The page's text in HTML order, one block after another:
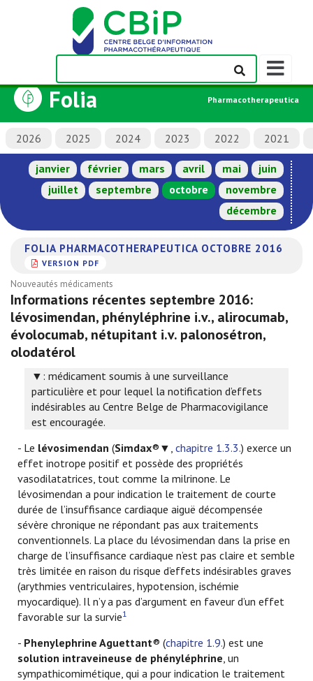
Afficher/
la
de
navigation
Folia Pharmacotherapeutica
2026 2025 2024 2023 2022 2021
janvier février mars avril mai
juin
juillet
septembre octobre
novembre
décembre
FOLIA PHARMACOTHERAPEUTICA OCTOBRE 2016
VERSION PDF
Nouveautés médicaments
Informations récentes septembre 2016:
lévosimendan, phényléphrine i.v., alirocumab,
évolocumab, nétupitant i.v. palonosétron,
olodatérol
▼: médicament soumis à une surveillance
particulière et pour lequel la notification d’effets
indésirables au Centre Belge de Pharmacovigilance
est encouragée.
- Le lévosimendan (Simdax®▼, chapitre 1.3.3.) exerce un
effet inotrope positif et possède des propriétés
vasodilatatrices, tout comme la milrinone. Le
lévosimendan a pour indication le traitement de courte
durée de l’insuffisance cardiaque aiguë décompensée
sévère chronique ne répondant pas aux traitements
conventionnels. La place du lévosimendan dans la prise en
charge de l’insuffisance cardiaque n’est pas claire et semble
très limitée en raison du risque d’effets indésirables graves
(arythmies ventriculaires, hypotension, ischémie
myocardique). Il n’y a pas d’argument en faveur d’un effet
favorable sur la survie1
- Phenylephrine Aguettant® (chapitre 1.9.) est une
solution intraveineuse de phényléphrine, un
sympathicomimétique, qui a pour indication le traitement